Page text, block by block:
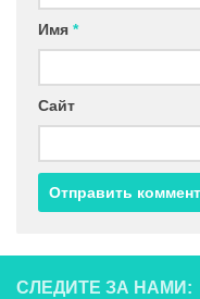
Имя *
Сайт
СЛЕДИТЕ ЗА НАМИ: